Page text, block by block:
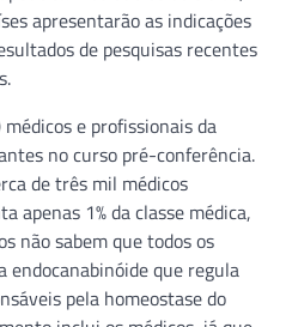
apresentarão as indicações
de pesquisas recentes
e profissionais da
no curso pré-conferência.
de três mil médicos
apenas 1% da classe médica,
não sabem que todos os
que regula
pela homeostase do